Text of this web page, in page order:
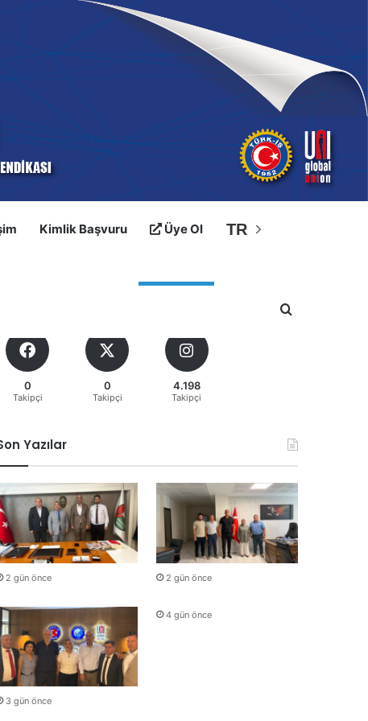
Kimlik Başvuru Üye Ol TR
Arama yap
0
Takipçi
0
Takipçi
4.198
Takipçi
Yazılar
2 gün önce 2 gün önce
3 gün önce
4 gün önce